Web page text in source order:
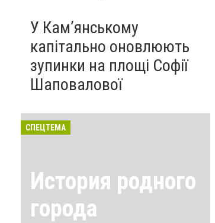
У Кам’янському
капітально оновлюють
зупинки на площі Софії
Шаповалової
СПЕЦТЕМА
История родного
города